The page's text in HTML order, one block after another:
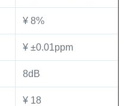
¥ 8%
¥ ±0.01ppm
8dB
¥ 18